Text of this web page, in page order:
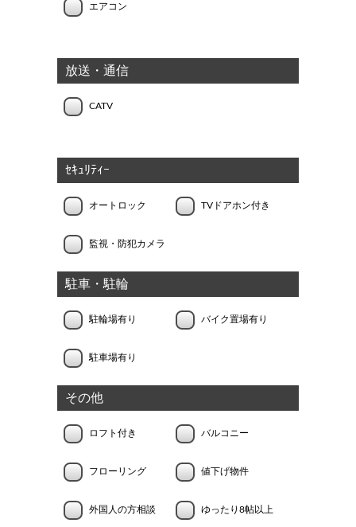
エアコン
放送・通信
CATV
ｾｷｭﾘﾃｨｰ
オートロック TVドアホン付き
監視・防犯カメラ
駐車・駐輪
駐輪場有り バイク置場有り
駐車場有り
その他
ロフト付き バルコニー
フローリング 値下げ物件
外国人の方相談 ゆったり8帖以上